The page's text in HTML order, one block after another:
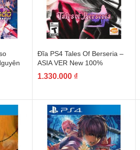
Đĩa PS4 Tales Of Berseria –
ASIA VER New 100%
1.330.000 ₫